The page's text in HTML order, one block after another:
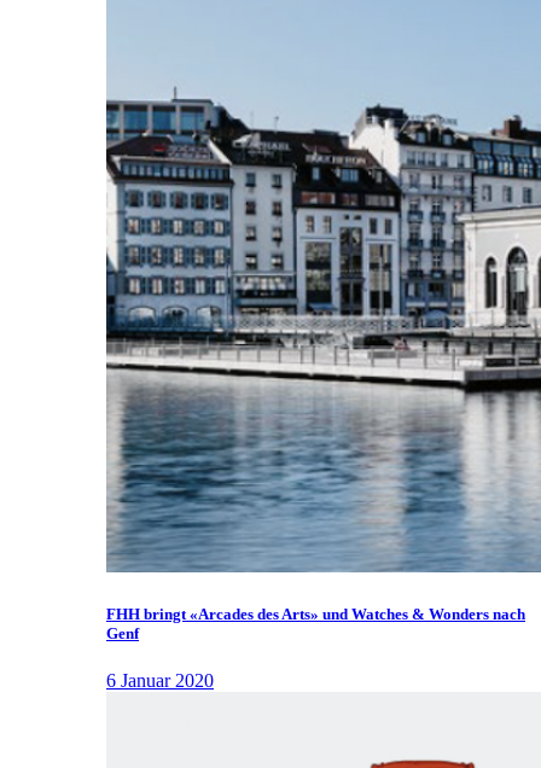
FHH bringt «Arcades des Arts» und Watches & Wonders nach
Genf
6 Januar 2020